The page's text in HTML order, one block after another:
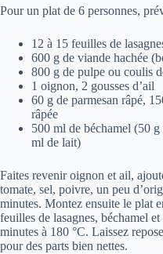
Pour un plat de 6 personnes,
12 à 15 feuilles de
600 g de viande hachée
800 g de pulpe ou coulis
1 oignon, 2 gousses d’ail
60 g de parmesan râpé,
râpée
500 ml de béchamel (50
ml de lait)
Faites revenir oignon et ail,
tomate, sel, poivre, un peu
minutes. Montez ensuite le plat
feuilles de lasagnes, béchamel
minutes à 180 °C. Laissez
pour des parts bien nettes.